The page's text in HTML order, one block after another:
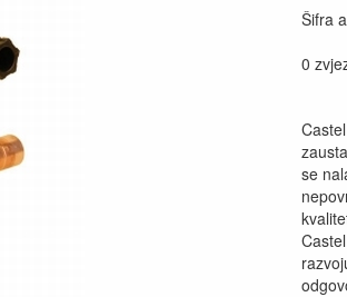
Šifra
0
se